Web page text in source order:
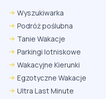
Wyszukiwarka
Podróż poślubna
Tanie Wakacje
Parkingi lotniskowe
Wakacyjne Kierunki
Egzotyczne Wakacje
Ultra Last Minute